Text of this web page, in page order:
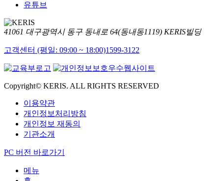
유튜브
41061 대구광역시 동구 동내로 64(동내동1119) KERIS빌딩
고객센터 (평일: 09:00 ~ 18:00)1599-3122
Copyright© KERIS. ALL RIGHTS RESERVED
이용약관
개인정보처리방침
개인정보 재동의
기관소개
PC 버전 바로가기
메뉴